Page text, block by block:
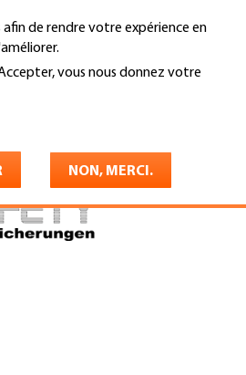
afin de rendre votre expérience en
vous nous donnez votre
NON, MERCI.
Recherche